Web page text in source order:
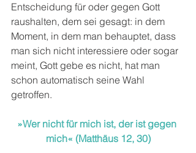
Entscheidung für oder gegen Gott
raushalten, dem sei gesagt: in dem
Moment, in dem man behauptet, dass
man sich nicht interessiere oder sogar
meint, Gott gebe es nicht, hat man
schon automatisch seine Wahl
getroffen.
»Wer nicht für mich ist, der ist gegen
mich« (Matthäus 12, 30)